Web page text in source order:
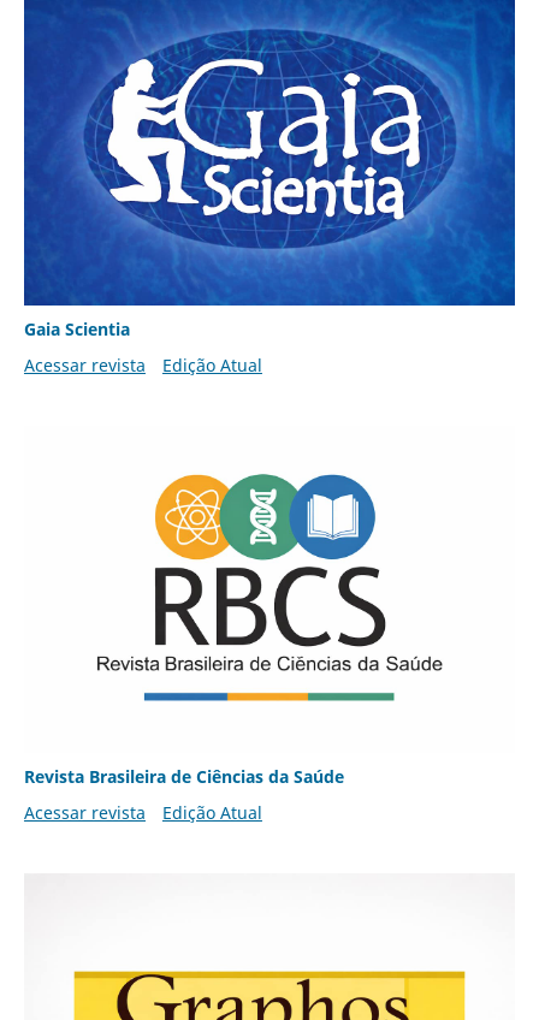
Gaia Scientia
Acessar revista
Edição Atual
Revista Brasileira de Ciências da Saúde
Acessar revista
Edição Atual